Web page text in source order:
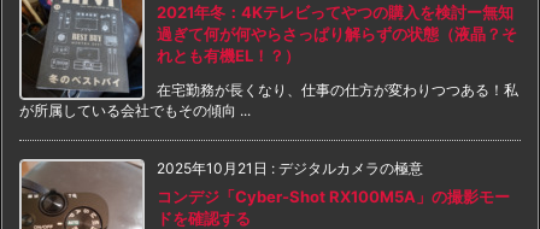
2021年冬：4Kテレビってやつの購入を検討ー無知
過ぎて何が何やらさっぱり解らずの状態（液晶？そ
れとも有機EL！？）
在宅勤務が長くなり、仕事の仕方が変わりつつある！私
が所属している会社でもその傾向 ...
2025年10月21日 : デジタルカメラの極意
コンデジ「Cyber-Shot RX100M5A」の撮影モー
ドを確認する